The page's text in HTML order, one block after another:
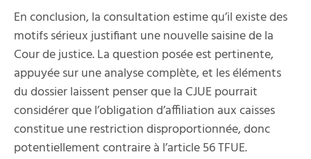
En conclusion, la consultation estime qu’il existe des
motifs sérieux justifiant une nouvelle saisine de la
Cour de justice. La question posée est pertinente,
appuyée sur une analyse complète, et les éléments
du dossier laissent penser que la CJUE pourrait
considérer que l’obligation d’affiliation aux caisses
constitue une restriction disproportionnée, donc
potentiellement contraire à l’article 56 TFUE.